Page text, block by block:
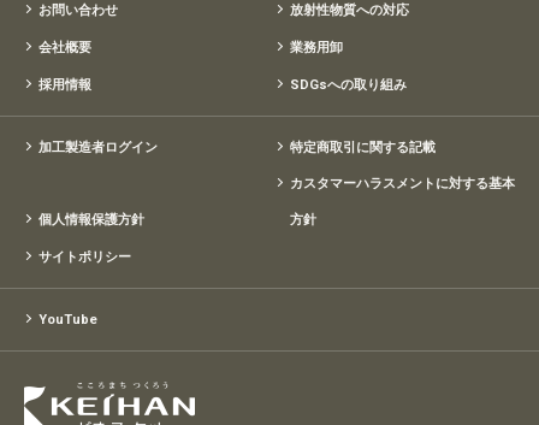
お問い合わせ 放射性物質への対応
会社概要 業務用卸
採用情報 SDGsへの取り組み
加工製造者ログイン 特定商取引に関する記載
個人情報保護方針
カスタマーハラスメントに対する基本
方針
サイトポリシー
YouTube